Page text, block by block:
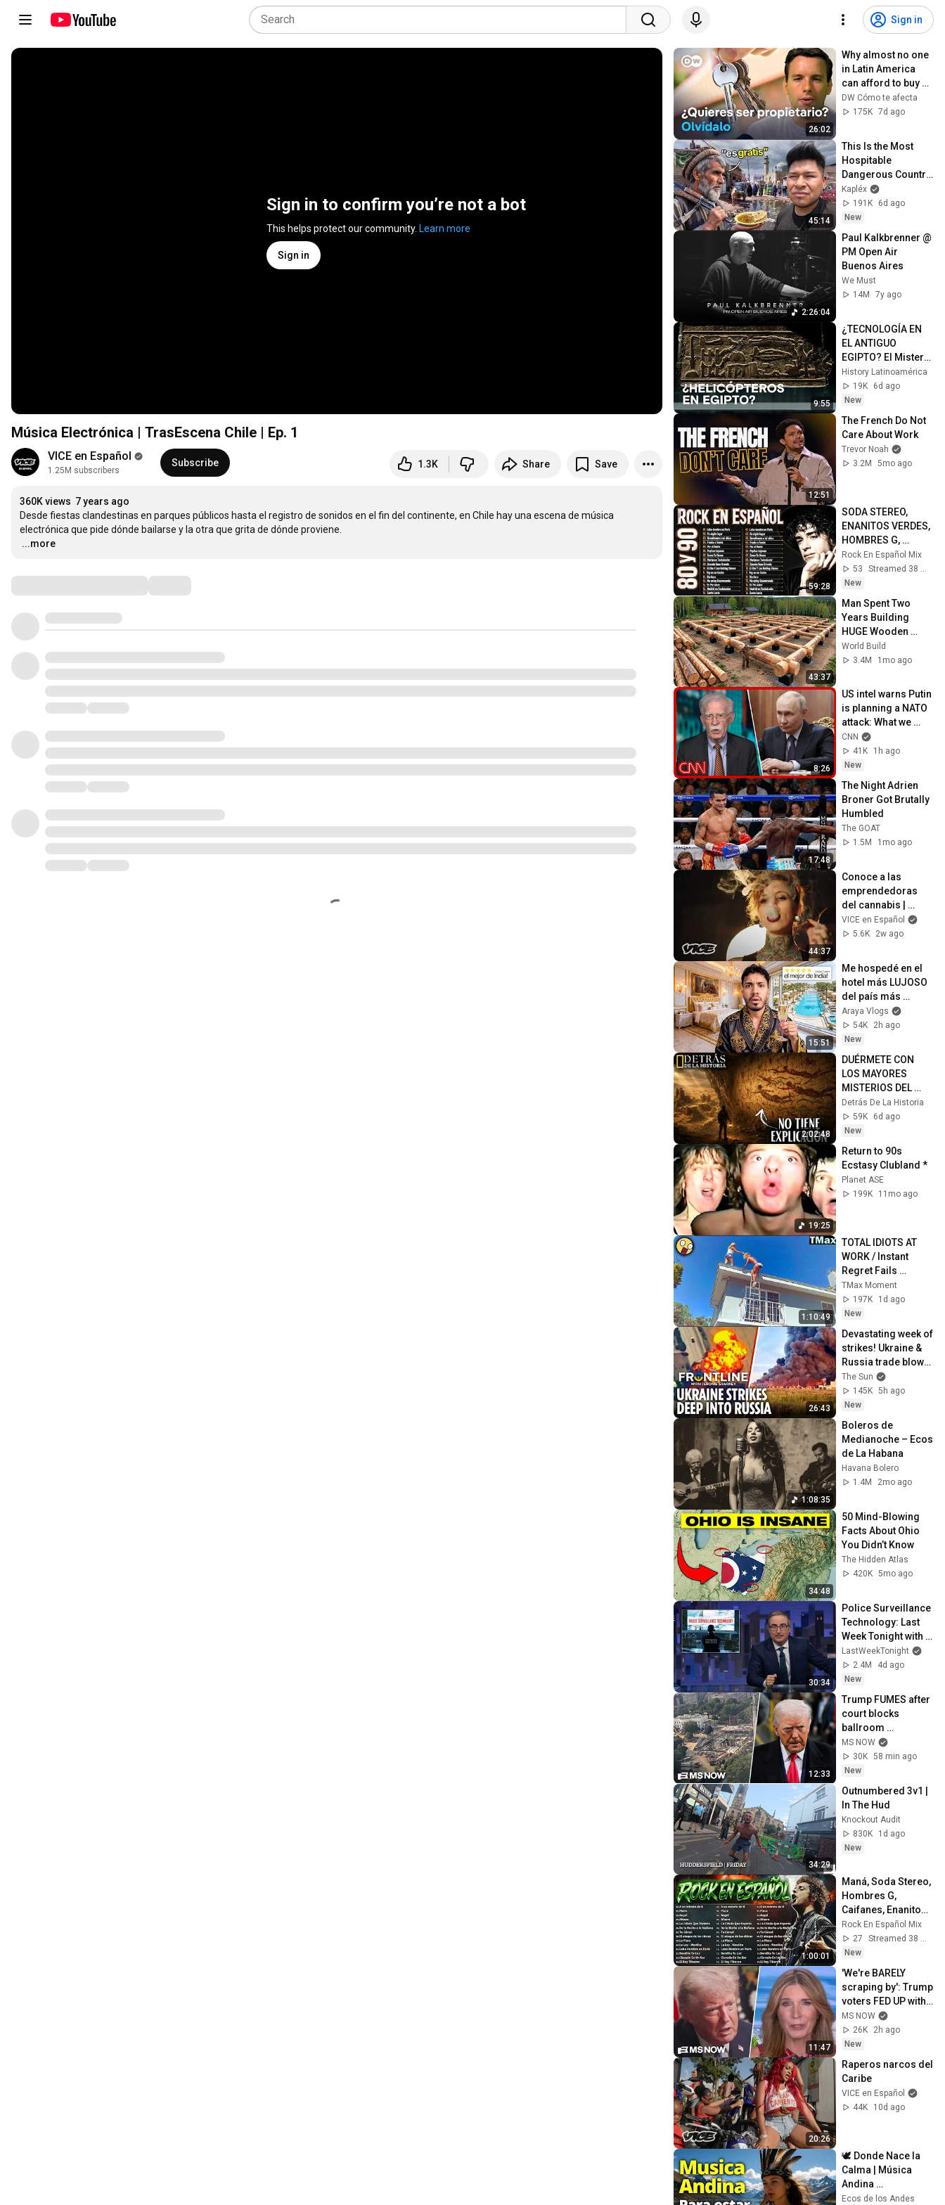
Sign in
Sign in to confirm you’re not a bot
This helps protect our community. Learn more
Sign in
Música Electrónica | TrasEscena Chile | Ep. 1
VICE en Español
1.25M subscribers
Subscribe 1.3K Share Save
360K views 7 years ago
Desde fiestas clandestinas en parques públicos hasta el registro de sonidos en el fin del continente, en Chile hay una escena de música
…
...more
26:02
Why almost no one
in Latin America
can afford to buy a
home
DW Cómo te afecta
175K 7d ago
45:14
This Is the Most
Hospitable
Dangerous Country
in the World 🇵🇰
Kapléx
191K
6d ago
New
2:26:04
Paul Kalkbrenner @
PM Open Air
Buenos Aires
We Must
14M
7y ago
9:55
¿TECNOLOGÍA EN
EL ANTIGUO
EGIPTO? El Misterio
de Abydos
Revelado - Cosas
extrañas de la
History Latinoamérica
19K
6d ago
New
12:51
The French Do Not
Care About Work
Trevor Noah
3.2M
5mo ago
59:28
SODA STEREO,
ENANITOS VERDES,
HOMBRES G,
CAIFANES, MANÁ -
ROCK EN ESPAÑOL
DE LOS 80 Y 90 MIX
Rock En Español Mix
53
New
43:37
Man Spent Two
Years Building
HUGE Wooden
House for his
Family | Start to
@bjornbrenton
World Build
3.4M
1mo ago
8:26
US intel warns Putin
is planning a NATO
attack: What we
know
CNN
41K
1h ago
New
17:48
The Night Adrien
Broner Got Brutally
Humbled
The GOAT
1.5M
1mo ago
44:37
Conoce a las
emprendedoras
del cannabis |
WEEDIQUETTE
VICE en Español
5.6K
2w ago
15:51
Me hospedé en el
hotel más LUJOSO
del país más
CAÓTICO 🇮🇳
Araya Vlogs
54K
2h ago
New
2:02:48
DUÉRMETE CON
LOS MAYORES
MISTERIOS DEL
SAHARA QUE NADIE
CONOCE |
HISTORIAS REALES
Detrás De La Historia
59K
6d ago
New
19:25
Return to 90s
Ecstasy Clubland *
Planet ASE
199K
11mo ago
1:10:49
TOTAL IDIOTS AT
WORK / Instant
Regret Fails
Compilation 2026
/Best Fails of the
Week #432
TMax Moment
197K
1d ago
New
26:43
Devastating week of
strikes! Ukraine &
Russia trade blows
as US sends
invasion warning to
Europe
The Sun
145K 5h ago
New
1:08:35
Boleros de
Medianoche – Ecos
de La Habana
Havana Bolero
1.4M
2mo ago
34:48
50 Mind-Blowing
Facts About Ohio
You Didn’t Know
The Hidden Atlas
420K 5mo ago
30:34
Police Surveillance
Technology: Last
Week Tonight with
John Oliver (HBO)
LastWeekTonight
2.4M
4d ago
New
12:33
Trump FUMES after
court blocks
ballroom
construction
MS NOW
30K 58 min ago
New
34:29
Outnumbered 3v1 |
In The Hud
Knockout Audit
830K
1d ago
New
1:00:01
Maná, Soda Stereo,
Hombres G,
Caifanes, Enanitos
Verdes Mix
Clásicos De Rock
En Español 80s y
90s
Rock En Español Mix
27
Streamed 38 min ago
New
11:47
'We're BARELY
scraping by': Trump
voters FED UP with
Trump's BROKEN
economic
promises SPEAK
OUT
MS NOW
26K
2h ago
New
20:26
Raperos narcos del
Caribe
VICE en Español
44K
10d ago
🕊️ Donde Nace la
Calma | Música
Andina
Instrumental para
Ecos de los Andes